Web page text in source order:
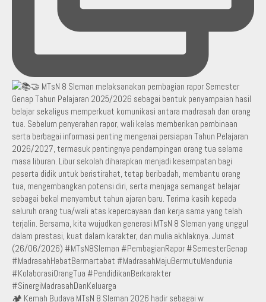
🏕️ Kemah Budaya MTsN 8 Sleman 2026 hadir sebagai w